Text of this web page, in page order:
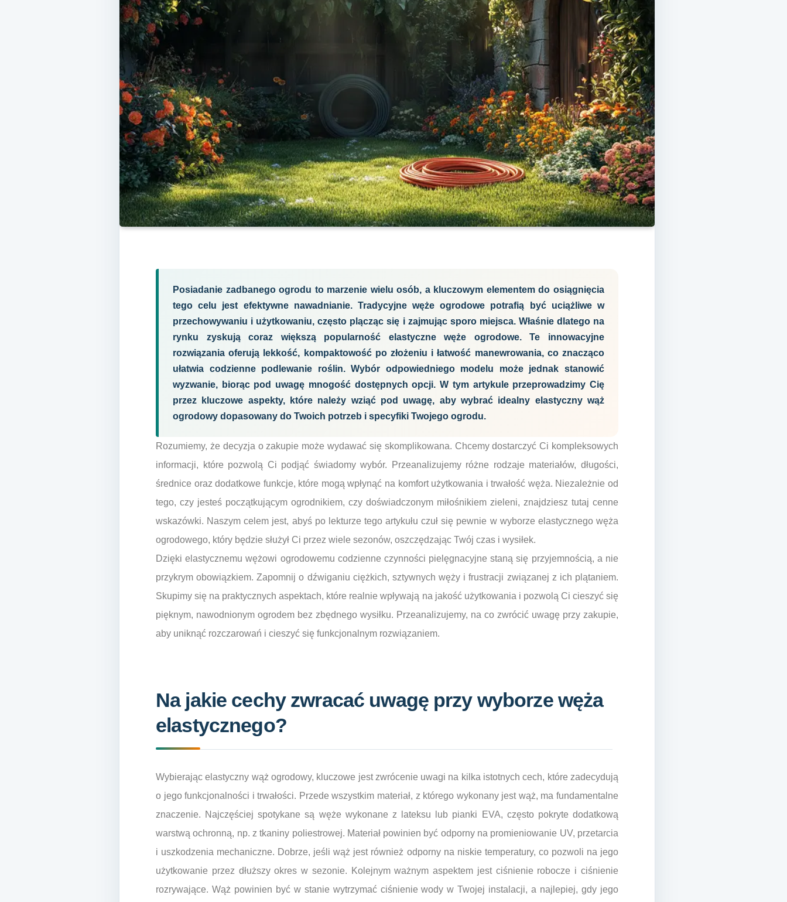
Posiadanie zadbanego ogrodu to marzenie wielu osób, a kluczowym elementem do osiągnięcia
tego celu jest efektywne nawadnianie. Tradycyjne węże ogrodowe potrafią być uciążliwe w
przechowywaniu i użytkowaniu, często plącząc się i zajmując sporo miejsca. Właśnie dlatego na
rynku zyskują coraz większą popularność elastyczne węże ogrodowe. Te innowacyjne
rozwiązania oferują lekkość, kompaktowość po złożeniu i łatwość manewrowania, co znacząco
ułatwia codzienne podlewanie roślin. Wybór odpowiedniego modelu może jednak stanowić
wyzwanie, biorąc pod uwagę mnogość dostępnych opcji. W tym artykule przeprowadzimy Cię
przez kluczowe aspekty, które należy wziąć pod uwagę, aby wybrać idealny elastyczny wąż
ogrodowy dopasowany do Twoich potrzeb i specyfiki Twojego ogrodu.
Rozumiemy, że decyzja o zakupie może wydawać się skomplikowana. Chcemy dostarczyć Ci kompleksowych
informacji, które pozwolą Ci podjąć świadomy wybór. Przeanalizujemy różne rodzaje materiałów, długości,
średnice oraz dodatkowe funkcje, które mogą wpłynąć na komfort użytkowania i trwałość węża. Niezależnie od
tego, czy jesteś początkującym ogrodnikiem, czy doświadczonym miłośnikiem zieleni, znajdziesz tutaj cenne
wskazówki. Naszym celem jest, abyś po lekturze tego artykułu czuł się pewnie w wyborze elastycznego węża
ogrodowego, który będzie służył Ci przez wiele sezonów, oszczędzając Twój czas i wysiłek.
Dzięki elastycznemu wężowi ogrodowemu codzienne czynności pielęgnacyjne staną się przyjemnością, a nie
przykrym obowiązkiem. Zapomnij o dźwiganiu ciężkich, sztywnych węży i frustracji związanej z ich plątaniem.
Skupimy się na praktycznych aspektach, które realnie wpływają na jakość użytkowania i pozwolą Ci cieszyć się
pięknym, nawodnionym ogrodem bez zbędnego wysiłku. Przeanalizujemy, na co zwrócić uwagę przy zakupie,
aby uniknąć rozczarowań i cieszyć się funkcjonalnym rozwiązaniem.
Na jakie cechy zwracać uwagę przy wyborze węża
elastycznego?
Wybierając elastyczny wąż ogrodowy, kluczowe jest zwrócenie uwagi na kilka istotnych cech, które zadecydują
o jego funkcjonalności i trwałości. Przede wszystkim materiał, z którego wykonany jest wąż, ma fundamentalne
znaczenie. Najczęściej spotykane są węże wykonane z lateksu lub pianki EVA, często pokryte dodatkową
warstwą ochronną, np. z tkaniny poliestrowej. Materiał powinien być odporny na promieniowanie UV, przetarcia
i uszkodzenia mechaniczne. Dobrze, jeśli wąż jest również odporny na niskie temperatury, co pozwoli na jego
użytkowanie przez dłuższy okres w sezonie. Kolejnym ważnym aspektem jest ciśnienie robocze i ciśnienie
rozrywające. Wąż powinien być w stanie wytrzymać ciśnienie wody w Twojej instalacji, a najlepiej, gdy jego